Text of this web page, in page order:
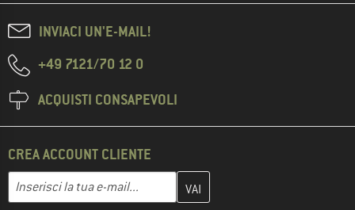
INVIACI UN'E-MAIL!
+49 7121/70 12 0
ACQUISTI CONSAPEVOLI
CREA ACCOUNT CLIENTE
Indirizzo e-mail
Inserisci qui il tuo indirizzo e-mail e crea il tuo account cliente